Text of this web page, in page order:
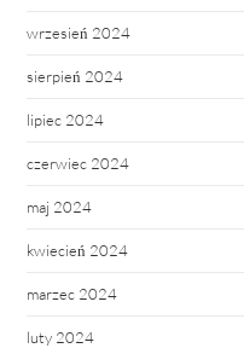
wrzesień 2024
sierpień 2024
lipiec 2024
czerwiec 2024
maj 2024
kwiecień 2024
marzec 2024
luty 2024